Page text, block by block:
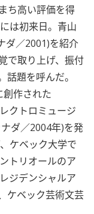
ち高い評価を得
は初来日。青山
ダ／2001)を紹介
で取り上げ、振付
題を呼んだ。
作された
クトロミュージ
ダ／2004年)を発
ケベック大学で
トリオールのア
ジデンシャルア
ケベック芸術文芸